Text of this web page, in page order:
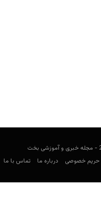
حریم خصوصی
درباره ما تماس با ما